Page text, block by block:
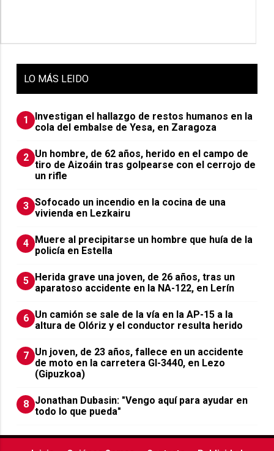
LO MÁS LEIDO
1
Investigan el hallazgo de restos humanos en la
cola del embalse de Yesa, en Zaragoza
2 Un hombre, de 62 años, herido en el campo de
tiro de Aizoáin tras golpearse con el cerrojo de
un rifle
3 Sofocado un incendio en la cocina de una
vivienda en Lezkairu
4 Muere al precipitarse un hombre que huía de la
policía en Estella
5 Herida grave una joven, de 26 años, tras un
aparatoso accidente en la NA-122, en Lerín
6 Un camión se sale de la vía en la AP-15 a la
altura de Olóriz y el conductor resulta herido
7 Un joven, de 23 años, fallece en un accidente
de moto en la carretera GI-3440, en Lezo
(Gipuzkoa)
8 Jonathan Dubasin: "Vengo aquí para ayudar en
todo lo que pueda"